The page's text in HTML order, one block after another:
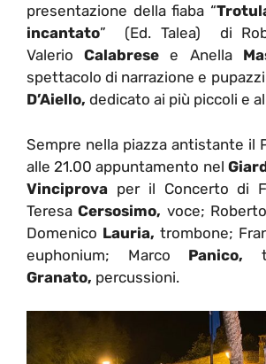
presentazione della fiaba “
incantato” (Ed. Talea) di
ValerioCalabrese e Anella
spettacolo di narrazione e pupazzi
D’Aiello, dedicato ai più piccoli e
Sempre nella piazza antistante il
alle 21.00 appuntamento nel
Vinciprova per il Concerto di
TeresaCersosimo, voce; Roberto
Domenico Lauria, trombone;
euphonium; Marco Panico,
Granato, percussioni.